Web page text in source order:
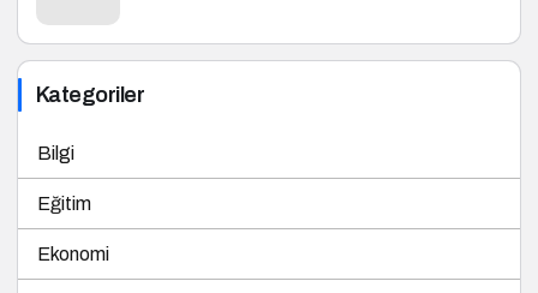
Kategoriler
Bilgi
Eğitim
Ekonomi